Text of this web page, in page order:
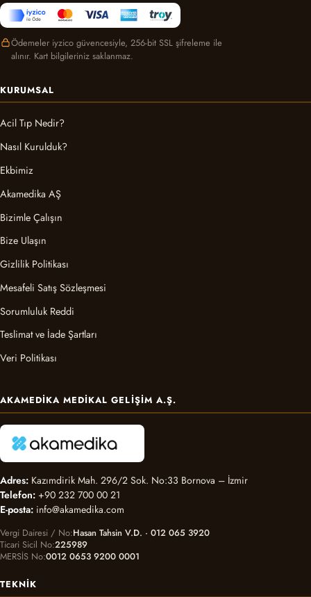
Ödemeler iyzico güvencesiyle, 256-bit SSL şifreleme ile
alınır. Kart bilgileriniz saklanmaz.
KURUMSAL
Acil Tıp Nedir?
Nasıl Kurulduk?
Ekbimiz
Akamedika AŞ
Bizimle Çalışın
Bize Ulaşın
Gizlilik Politikası
Mesafeli Satış Sözleşmesi
Sorumluluk Reddi
Teslimat ve İade Şartları
Veri Politikası
AKAMEDIKA MEDIKAL GELIŞIM A.Ş.
Adres: Kazımdirik Mah. 296/2 Sok. No:33 Bornova – İzmir
Telefon: +90 232 700 00 21
E-posta: info@akamedika.com
Vergi Dairesi / No Hasan Tahsin V.D. · 012 065 3920
Ticari Sicil No 225989
MERSİS No 0012 0653 9200 0001
TEKNIK